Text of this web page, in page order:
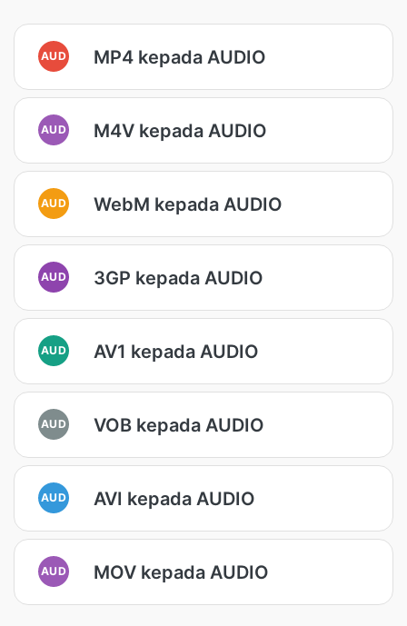
AUD MP4 kepada AUDIO
AUD M4V kepada AUDIO
AUD WebM kepada AUDIO
AUD 3GP kepada AUDIO
AUD AV1 kepada AUDIO
AUD VOB kepada AUDIO
AUD AVI kepada AUDIO
AUD MOV kepada AUDIO